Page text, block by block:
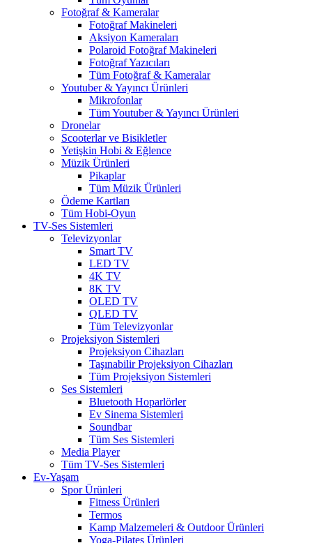
Fotoğraf & Kameralar
Fotoğraf Makineleri
Aksiyon Kameraları
Polaroid Fotoğraf Makineleri
Fotoğraf Yazıcıları
Tüm Fotoğraf & Kameralar
Youtuber & Yayıncı Ürünleri
Mikrofonlar
Tüm Youtuber & Yayıncı Ürünleri
Dronelar
Scooterlar ve Bisikletler
Yetişkin Hobi & Eğlence
Müzik Ürünleri
Pikaplar
Tüm Müzik Ürünleri
Ödeme Kartları
Tüm Hobi-Oyun
TV-Ses Sistemleri
Televizyonlar
Smart TV
LED TV
4K TV
8K TV
OLED TV
QLED TV
Tüm Televizyonlar
Projeksiyon Sistemleri
Projeksiyon Cihazları
Taşınabilir Projeksiyon Cihazları
Tüm Projeksiyon Sistemleri
Ses Sistemleri
Bluetooth Hoparlörler
Ev Sinema Sistemleri
Soundbar
Tüm Ses Sistemleri
Media Player
Tüm TV-Ses Sistemleri
Ev-Yaşam
Spor Ürünleri
Fitness Ürünleri
Termos
Kamp Malzemeleri & Outdoor Ürünleri
Yoga-Pilates Ürünleri